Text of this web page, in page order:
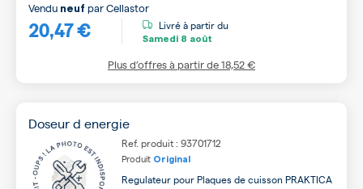
20,47 €
Vendu neuf parCellastor
Livré à partir du
Samedi 8 août
Plus d’offres à partir de18,52 €
Doseur d energie
Ref. produit : 93701712
Produit Original
Regulateur pour Plaques de cuisson PRAKTICA